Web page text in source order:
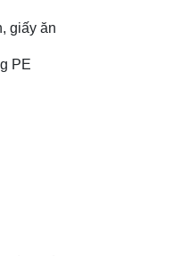
giấy ăn
PE